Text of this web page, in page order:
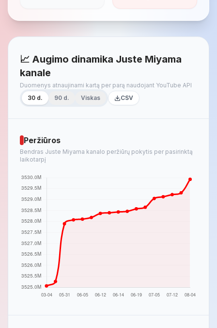
📈 Augimo dinamika Juste Miyama
kanale
Duomenys atnaujinami kartą per parą naudojant YouTube API
30 d.
90 d. Viskas CSV
Peržiūros
Bendras Juste Miyama kanalo peržiūrų pokytis per pasirinktą
laikotarpį